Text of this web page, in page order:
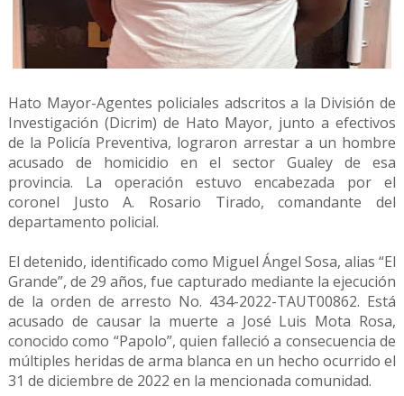
Hato Mayor-Agentes policiales adscritos a la División de
Investigación (Dicrim) de Hato Mayor, junto a efectivos
de la Policía Preventiva, lograron arrestar a un hombre
acusado de homicidio en el sector Gualey de esa
provincia. La operación estuvo encabezada por el
coronel Justo A. Rosario Tirado, comandante del
departamento policial.
El detenido, identificado como Miguel Ángel Sosa, alias “El
Grande”, de 29 años, fue capturado mediante la ejecución
de la orden de arresto No. 434-2022-TAUT00862. Está
acusado de causar la muerte a José Luis Mota Rosa,
conocido como “Papolo”, quien falleció a consecuencia de
múltiples heridas de arma blanca en un hecho ocurrido el
31 de diciembre de 2022 en la mencionada comunidad.